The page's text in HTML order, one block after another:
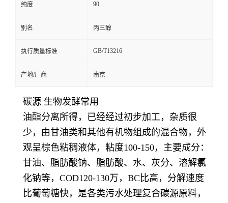
纯度 90
别名 丙三醇
执行质量标准 GB/T13216
产地/厂商 南京
碳源 生物发酵常用
油酯分离所得，已经经过初步加工，杂质很
少，由甘油类和其他有机物组成的混合物，外
观呈棕色粘稠液体，粘度100-150，主要成分：
甘油、脂肪酸钠、脂肪酸、水、灰分、溶解氯
化钠等，COD120-130万，BC比高，分解速度
比葡萄糖快，是各类污水处理复合碳源原料，